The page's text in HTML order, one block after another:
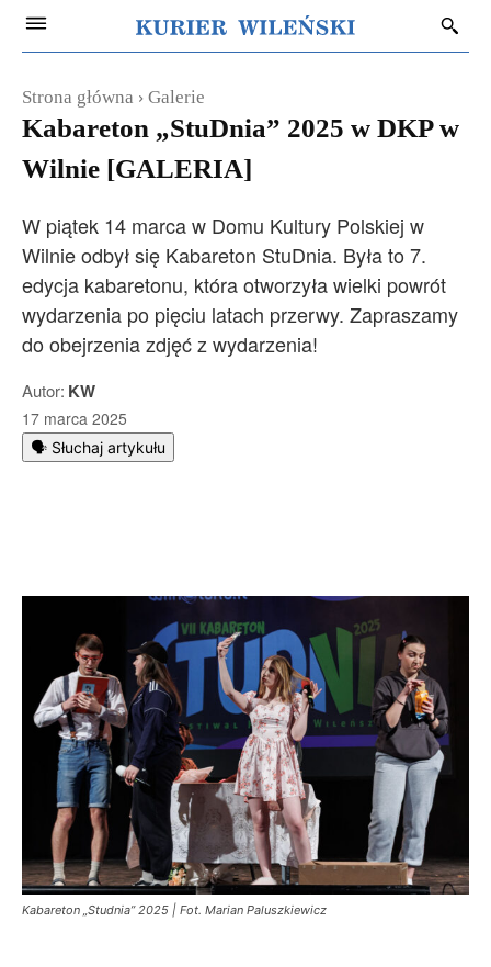
Strona główna Galerie
Kabareton „StuDnia” 2025 w DKP w
Wilnie [GALERIA]
W piątek 14 marca w Domu Kultury Polskiej w
Wilnie odbył się Kabareton StuDnia. Była to 7.
edycja kabaretonu, która otworzyła wielki powrót
wydarzenia po pięciu latach przerwy. Zapraszamy
do obejrzenia zdjęć z wydarzenia!
Autor: KW
17 marca 2025
🗣️ Słuchaj artykułu
Kabareton „Studnia” 2025 | Fot. Marian Paluszkiewicz